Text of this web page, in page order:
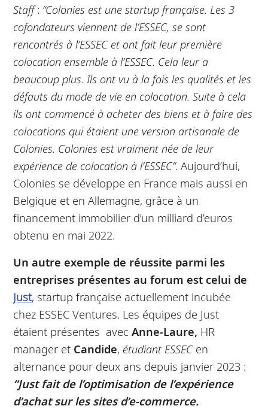
Staff: “Colonies est une startup française. Les 3
cofondateurs viennent de l’ESSEC, se sont
rencontrés à l’ESSEC et ont fait leur première
colocation ensemble à l’ESSEC. Cela leur a
beaucoup plus. Ils ont vu à la fois les qualités et les
défauts du mode de vie en colocation. Suite à cela
ils ont commencé à acheter des biens et à faire des
colocations qui étaient une version artisanale de
Colonies. Colonies est vraiment née de leur
expérience de colocation à l’ESSEC”. Aujourd’hui,
Colonies se développe en France mais aussi en
Belgique et en Allemagne, grâce à un
financement immobilier d’un milliard d’euros
obtenu en mai 2022.
Un autre exemple de réussite parmi les
entreprises présentes au forum est celui de
Just, startup française actuellement incubée
chez ESSEC Ventures. Les équipes de Just
étaient présentes avecAnne-Laure, HR
manager et Candide, étudiant ESSECen
alternance pour deux ans depuis janvier 2023 :
“Just fait de l’optimisation de l’expérience
d’achat sur les sites d’e-commerce.